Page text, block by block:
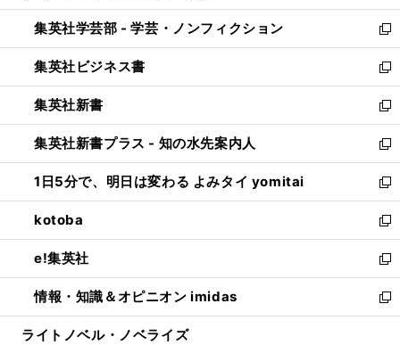
開
く
ウ
で
開
く
ン
ド
ウ
で
開
く
ウ
ィ
ン
ド
ウ
で
開
く
集英社学芸部 - 学芸・ノンフィクション
新
し
い
ウ
ィ
ン
ド
ウ
で
開
く
集英社ビジネス書
新
し
い
ウ
ィ
ン
ド
ウ
で
開
く
集英社新書
新
し
い
ウ
ィ
ン
ド
ウ
で
開
く
集英社新書プラス - 知の水先案内人
新
し
い
ウ
ィ
ン
ド
ウ
で
開
1日5分で、明日は変わる よみタイ yomitai
新
し
い
ウ
ィ
ン
ド
ウ
kotoba
新
し
い
ウ
ィ
ン
e!集英社
新
し
い
ウ
情報・知識＆オピニオン imidas
新
し
ライトノベル・ノベライズ